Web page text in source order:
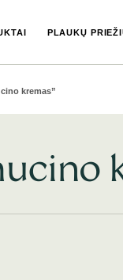
PLAUKŲ
kremas”